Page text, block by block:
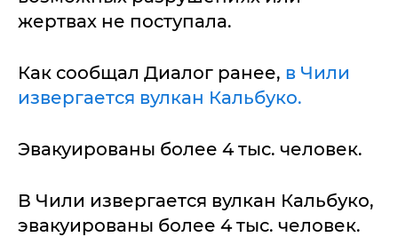
жертвах не поступала.
Как сообщал Диалог ранее, в Чили
извергается вулкан Кальбуко.
Эвакуированы более 4 тыс. человек.
В Чили извергается вулкан Кальбуко,
эвакуированы более 4 тыс. человек.